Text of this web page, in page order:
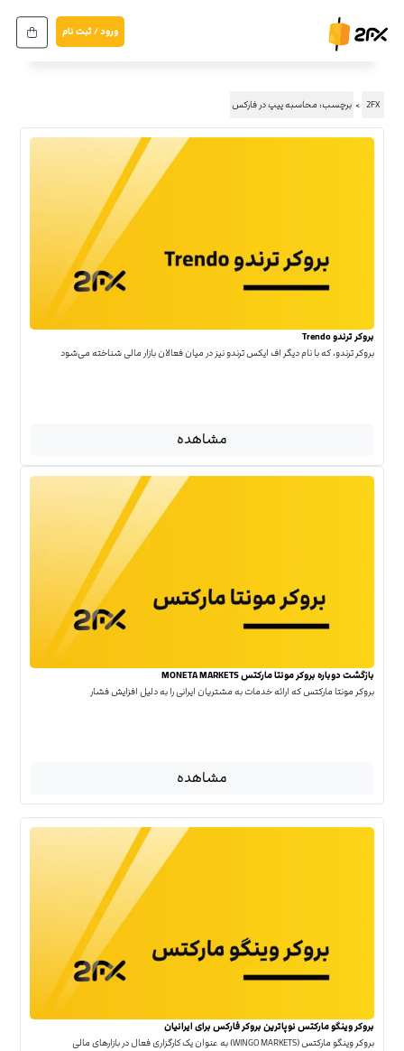
ورود / ثبت نام
2FX برچسب: محاسبه پیپ در فارکس
بروکر ترندو Trendo
بروکر ترندو، که با نام دیگر اف ایکس ترندو نیز در میان فعالان بازار مالی شناخته می‌شود
مشاهده
بازگشت دوباره بروکر مونتا مارکتس MONETA MARKETS
بروکر مونتا مارکتس که ارائه خدمات به مشتریان ایرانی را به دلیل افزایش فشار
مشاهده
بروکر وینگو مارکتس نوپاترین بروکر فارکس برای ایرانیان
بروکر وینگو مارکتس (WINGO MARKETS) به عنوان یک کارگزاری فعال در بازارهای مالی